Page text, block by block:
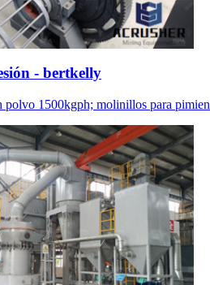
- bertkelly
polvo 1500kgph; molinillos para